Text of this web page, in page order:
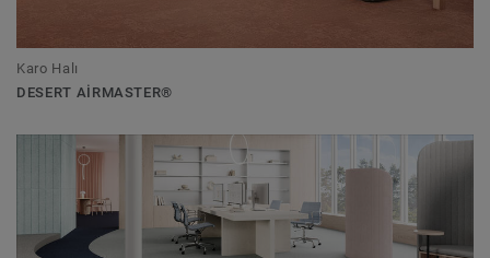
Karo Halı
DESERT AIRMASTER®